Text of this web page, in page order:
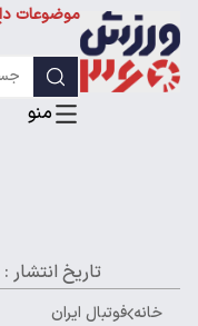
موضوعات
تاریخ انتشار :
خانه فوتبال ایران